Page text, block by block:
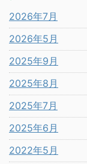
2026年7月
2026年5月
2025年9月
2025年8月
2025年7月
2025年6月
2022年5月